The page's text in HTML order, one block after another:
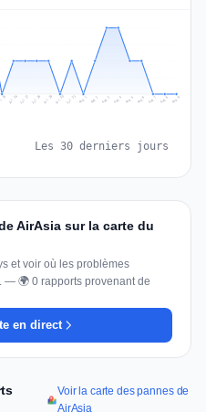
25 Jul 26 Jul 27 Jul 28 Jul 29 Jul 30 Jul 31 Aug 1 Aug 2 Aug 3 Aug 4 Aug 5 Aug 6 Aug 7 Aug 8 Aug 9
Les 30 derniers jours
AirAsia sur la carte du
et voir où les problèmes
— 🌍 0 rapports provenant de
en direct
Voir la carte des pannes de
AirAsia